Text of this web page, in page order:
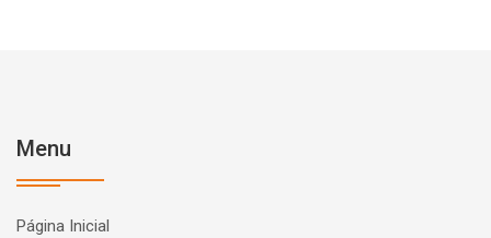
Menu
Página Inicial